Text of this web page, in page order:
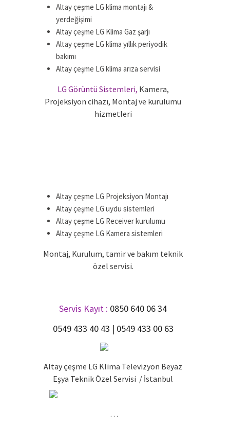
Altay çeşme LG klima montajı &
yerdeğişimi
Altay çeşme LG Klima Gaz şarjı
Altay çeşme LG klima yıllık periyodik
bakımı
Altay çeşme LG klima arıza servisi
LG Görüntü Sistemleri, Kamera,
Projeksiyon cihazı, Montaj ve kurulumu
hizmetleri
Altay çeşme LG Projeksiyon Montajı
Altay çeşme LG uydu sistemleri
Altay çeşme LG Receiver kurulumu
Altay çeşme LG Kamera sistemleri
Montaj, Kurulum, tamir ve bakım teknik
özel servisi.
Servis Kayıt : 0850 640 06 34
0549 433 40 43 | 0549 433 00 63
Altay çeşme LG Klima Televizyon Beyaz
Eşya Teknik Özel Servisi / İstanbul
…